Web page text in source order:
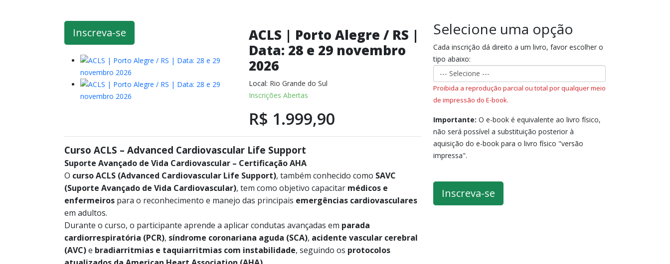
Inscreva-se
ACLS | Porto Alegre / RS |
Data: 28 e 29 novembro
2026
Local: Rio Grande do Sul
Inscrições Abertas
R$ 1.999,90
Curso ACLS – Advanced Cardiovascular Life Support
Suporte Avançado de Vida Cardiovascular – Certificação AHA
O curso ACLS (Advanced Cardiovascular Life Support), também conhecido como SAVC
(Suporte Avançado de Vida Cardiovascular), tem como objetivo capacitar médicos e
enfermeiros para o reconhecimento e manejo das principais emergências cardiovasculares
em adultos.
Durante o curso, o participante aprende a aplicar condutas avançadas em parada
cardiorrespiratória (PCR), síndrome coronariana aguda (SCA), acidente vascular cerebral
(AVC)e bradiarritmias e taquiarritmias com instabilidade, seguindo os protocolos
Selecione uma opção
Cada inscrição dá direito a um livro, favor escolher o
tipo abaixo:
Proibida a reprodução parcial ou total por qualquer meio
de impressão do E-book.
Importante: O e-book é equivalente ao livro físico,
não será possível a substituição posterior à
aquisição do e-book para o livro físico "versão
impressa".
Inscreva-se